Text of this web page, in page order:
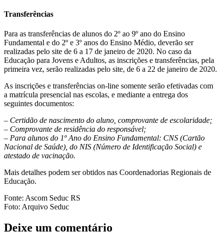
Transferências
Para as transferências de alunos do 2º ao 9º ano do Ensino
Fundamental e do 2º e 3º anos do Ensino Médio, deverão ser
realizadas pelo site de 6 a 17 de janeiro de 2020. No caso da
Educação para Jovens e Adultos, as inscrições e transferências, pela
primeira vez, serão realizadas pelo site, de 6 a 22 de janeiro de 2020.
As inscrições e transferências on-line somente serão efetivadas com
a matrícula presencial nas escolas, e mediante a entrega dos
seguintes documentos:
– Certidão de nascimento do aluno, comprovante de escolaridade;
– Comprovante de residência do responsável;
– Para alunos do 1º Ano do Ensino Fundamental: CNS (Cartão
Nacional de Saúde), do NIS (Número de Identificação Social) e
atestado de vacinação.
Mais detalhes podem ser obtidos nas Coordenadorias Regionais de
Educação.
Fonte: Ascom Seduc RS
Foto: Arquivo Seduc
Deixe um comentário